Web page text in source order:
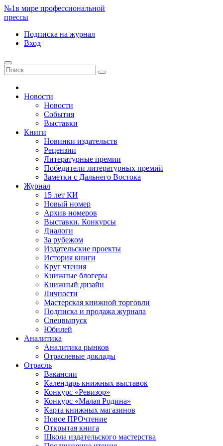
№1в мире профессиональной
прессы
Подписка на журнал
Вход
Новости
Новости
События
Выставки
Книги
Новинки издательств
Рецензии
Литературные премии
Победители литературных премий
Заметки с Дальнего Востока
Журнал
15 лет КИ
Новый номер
Архив номеров
Выставки. Конкурсы
Диалоги
За рубежом
Издательские проекты
История книги
Круг чтения
Книжные блогеры
Книжный дизайн
Личности
Мастерская книжной торговли
Подписка и продажа журнала
Спецвыпуск
Юбилей
Аналитика
Аналитика рынков
Отраслевые доклады
Отрасль
Вакансии
Календарь книжных выставок
Конкурс «Ревизор»
Конкурс «Малая Родина»
Карта книжных магазинов
Новое ПРОчтение
Открытая книга
Школа издательского мастерства